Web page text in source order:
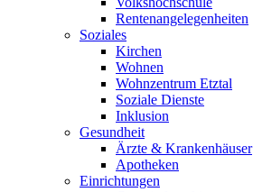
Rentenangelegenheiten
Soziales
Kirchen
Wohnen
Wohnzentrum Etztal
Soziale Dienste
Inklusion
Gesundheit
Ärzte & Krankenhäuser
Apotheken
Einrichtungen